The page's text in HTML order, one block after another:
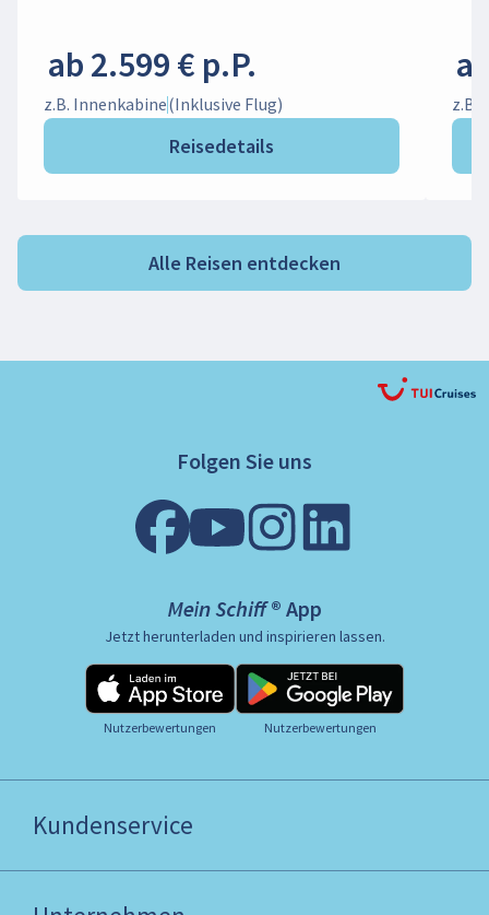
ab 2.599 € p.P.
z.B. Innenkabine(Inklusive Flug)
Reisedetails
z.B.
Alle Reisen entdecken
Folgen Sie uns
Mein Schiff ® App
Jetzt herunterladen und inspirieren lassen.
Nutzerbewertungen Nutzerbewertungen
Kundenservice